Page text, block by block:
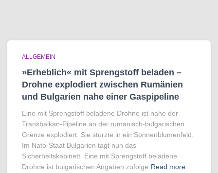
ALLGEMEIN
»Erheblich« mit Sprengstoff beladen –
Drohne explodiert zwischen Rumänien
und Bulgarien nahe einer Gaspipeline
Eine mit Sprengstoff beladene Drohne ist nahe der
Transbalkan-Pipeline an der rumänisch-bulgarischen
Grenze explodiert. Sie stürzte in ein Sonnenblumenfeld.
Im Nato-Staat Bulgarien tagt nun das
Sicherheitskabinett. Eine mit Sprengstoff beladene
Drohne ist bulgarischen Angaben zufolge Read more